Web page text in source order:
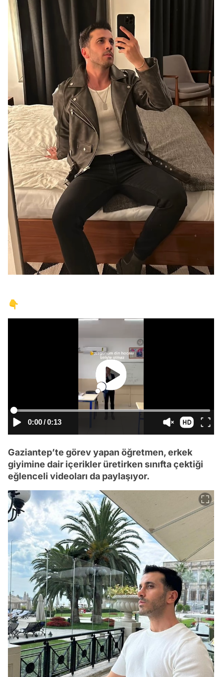
👇
0:00/0:13
Gaziantep’te görev yapan öğretmen, erkek
giyimine dair içerikler üretirken sınıfta çektiği
eğlenceli videoları da paylaşıyor.